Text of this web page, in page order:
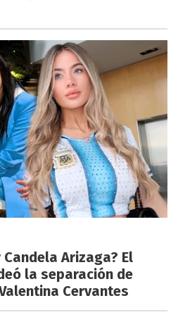
Arizaga? El
la separación de
Cervantes